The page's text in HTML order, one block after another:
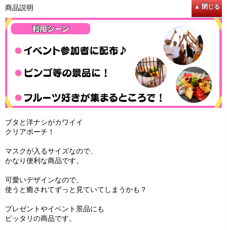
商品説明
ブタと洋ナシがカワイイ
クリアポーチ！
マスクが入るサイズなので、
かなり便利な商品です。
可愛いデザインなので、
使うと癒されてずっと見ていてしまうかも？
プレゼントやイベント景品にも
ピッタリの商品です。